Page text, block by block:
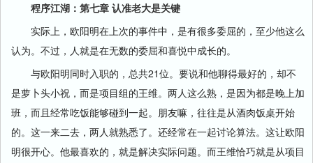
程序江湖：第七章 认准老大是关键
实际上，欧阳明在上次的事件中，是有很多委屈的，至少他这么
认为。不过，人就是在无数的委屈和喜悦中成长的。
与欧阳明同时入职的，总共21位。要说和他聊得最好的，却不
是萝卜头小祝，而是项目组的王维。两人这么熟，是因为都是晚上加
班，而且经常吃饭能够碰到一起。朋友嘛，往往是从酒肉饭桌开始
的。这一来二去，两人就熟悉了。还经常在一起讨论算法。这让欧阳
明很开心。他最喜欢的，就是解决实际问题。而王维恰巧就是从项目